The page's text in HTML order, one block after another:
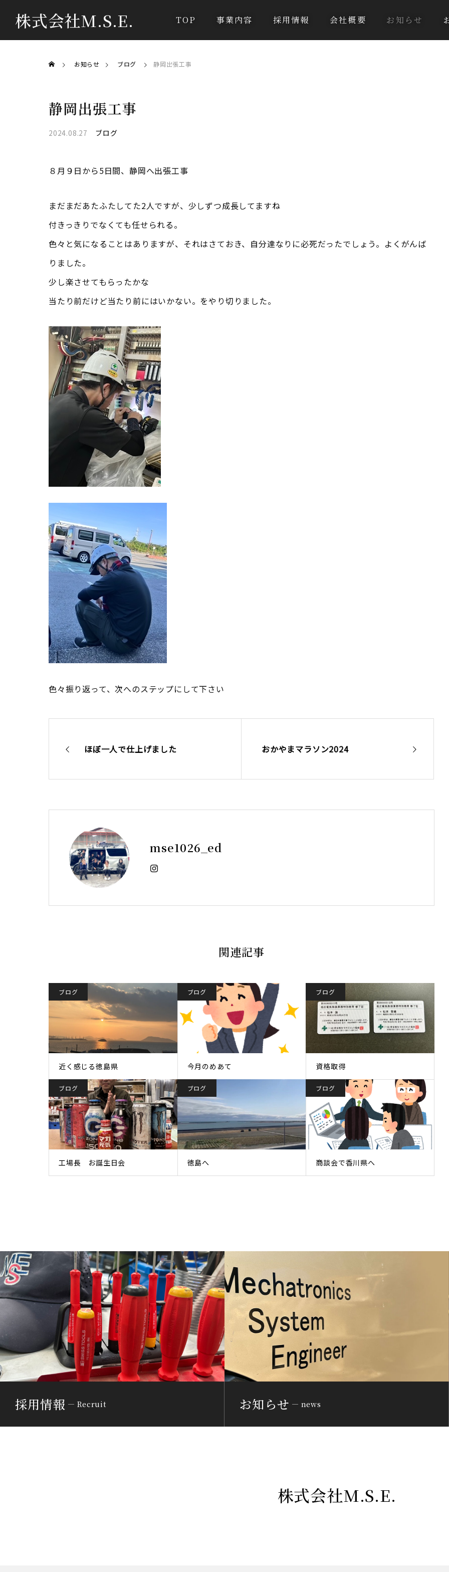
株式会社M.S.E. TOP 事業内容 採用情報 会社概要 お知らせ
お知らせ ブログ 静岡出張工事
静岡出張工事
2024.08.27 ブログ
８月９日から5日間、静岡へ出張工事
まだまだあたふたしてた2人ですが、少しずつ成長してますね
付きっきりでなくても任せられる。
色々と気になることはありますが、それはさておき、自分達なりに必死だったでしょう。よくがんば
りました。
少し楽させてもらったかな
当たり前だけど当たり前にはいかない。をやり切りました。
色々振り返って、次へのステップにして下さい
ほぼ一人で仕上げました おかやまマラソン2024
mse1026_ed
関連記事
ブログ
近く感じる徳島県
ブログ
今月のめあて
ブログ
資格取得
ブログ
工場長 お誕生日会
ブログ
徳島へ
ブログ
商談会で香川県へ
採用情報 Recruit お知らせ news
株式会社M.S.E.